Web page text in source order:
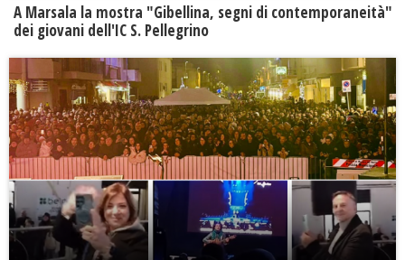
A Marsala la mostra "Gibellina, segni di contemporaneità"
dei giovani dell'IC S. Pellegrino